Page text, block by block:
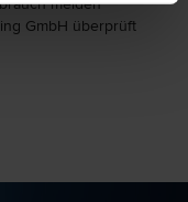
melden"
GmbH überprüft